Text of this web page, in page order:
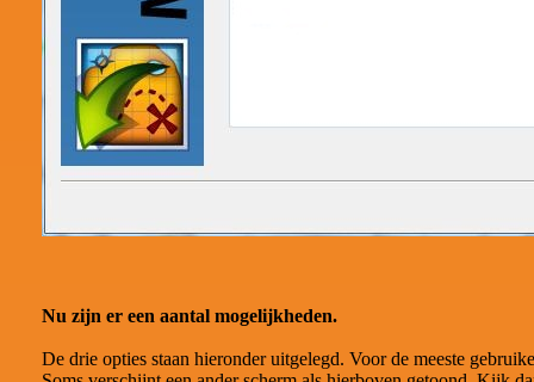
Nu zijn er een aantal mogelijkheden.
De drie opties staan hieronder uitgelegd. Voor de meeste